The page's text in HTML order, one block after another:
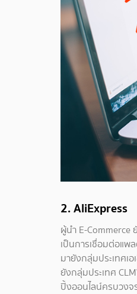
2. AliExpress
ผู้นำ E-
เป็นการเชื่อมต่อแพ
มายังกลุ่มประเทศเ
ยังกลุ่มประเทศ
ปิ้งออนไลน์ครบวงจ